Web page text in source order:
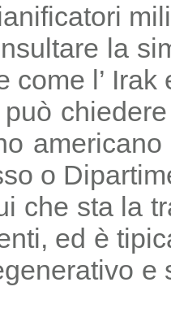
la
come l’
o
che sta la
ed è